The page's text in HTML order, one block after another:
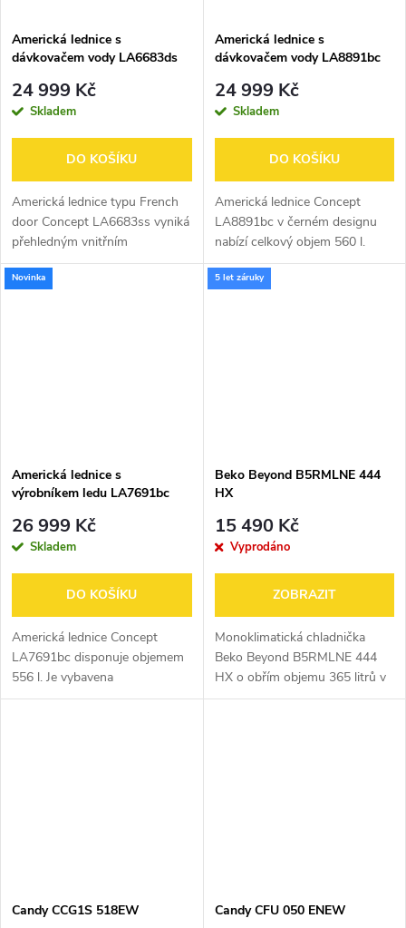
Americká lednice s
dávkovačem vody LA6683ds
24 999 Kč
Skladem
DO KOŠÍKU
Americká lednice typu French
door Concept LA6683ss vyniká
přehledným vnitřním
uspořádáním, atraktivním
designem a moderními
Americká lednice s
dávkovačem vody LA8891bc
24 999 Kč
Skladem
DO KOŠÍKU
Americká lednice Concept
LA8891bc v černém designu
nabízí celkový objem 560 l.
Disponuje praktickým
dávkovačem vody a řadou
Novinka
Americká lednice s
výrobníkem ledu LA7691bc
26 999 Kč
Skladem
DO KOŠÍKU
Americká lednice Concept
LA7691bc disponuje objemem
556 l. Je vybavena
automatickým výrobníkem ledu
5 let záruky
Beko Beyond B5RMLNE 444
HX
15 490 Kč
Vyprodáno
ZOBRAZIT
Monoklimatická chladnička
Beko Beyond B5RMLNE 444
HX o obřím objemu 365 litrů v
energetické třídě E s
Candy CCG1S 518EW Candy CFU 050 ENEW